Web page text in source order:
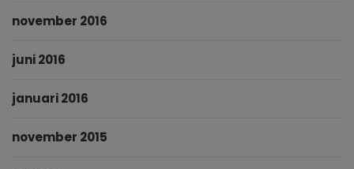
november 2016
juni 2016
januari 2016
november 2015